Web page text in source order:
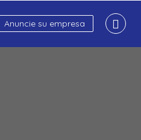
Anuncie su empresa